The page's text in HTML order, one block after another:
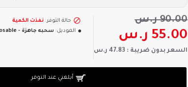
55.00 ر.س
90.00 ر.س
السعر بدون ضريبة : 47.83 ر.س
حالة التوفر: نفذت الكمية
الموديل: سحبه جاهزة - disposable
أبلغني عند التوفر